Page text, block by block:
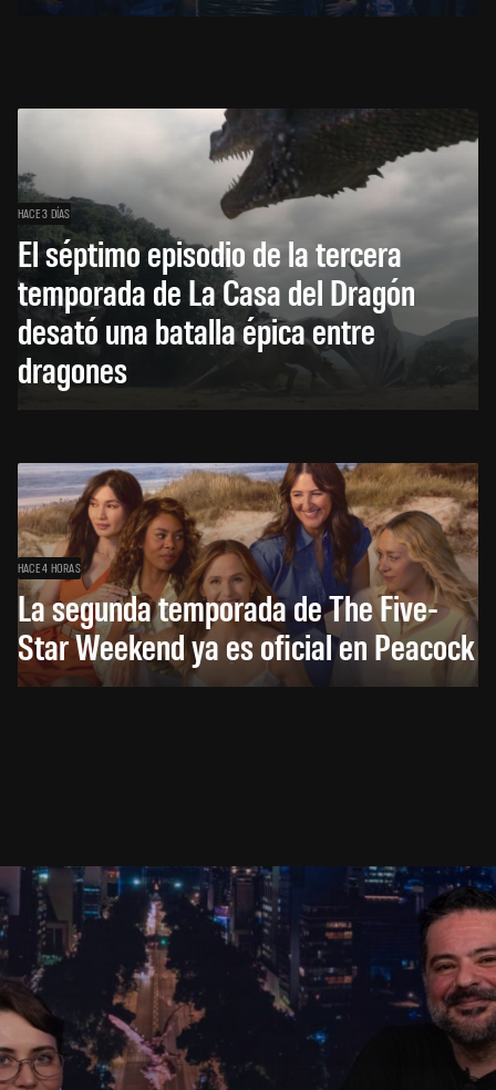
HACE 3 DÍAS
El séptimo episodio de la tercera
temporada de La Casa del Dragón
desató una batalla épica entre
dragones
HACE 4 HORAS
La segunda temporada de The Five-
Star Weekend ya es oficial en Peacock